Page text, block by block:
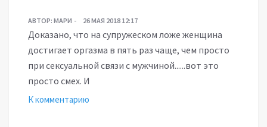
АВТОР: МАРИ 26 МАЯ 2018 12:17
Доказано, что на супружеском ложе женщина
достигает оргазма в пять раз чаще, чем просто
при сексуальной связи с мужчиной......вот это
просто смех. И
К комментарию